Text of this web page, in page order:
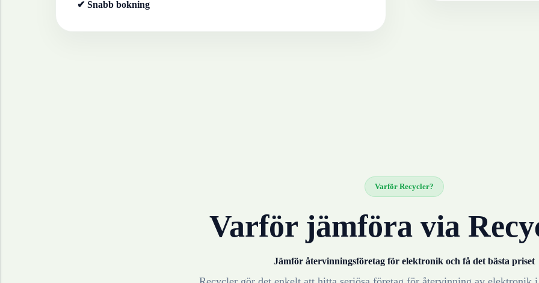
✔ Snabb bokning
Varför Recycler?
Varför jämföra via
Jämför återvinningsföretag för elektronik och få det bästa priset